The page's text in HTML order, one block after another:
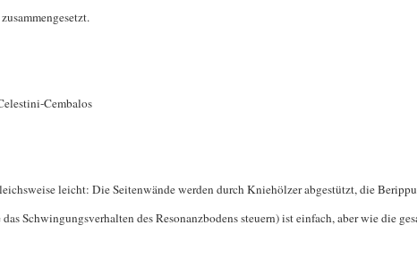
Cembalos
leicht: Die Seitenwände werden durch Kniehölzer abgestützt, die
Schwingungsverhalten des Resonanzbodens steuern) ist einfach, aber wie die